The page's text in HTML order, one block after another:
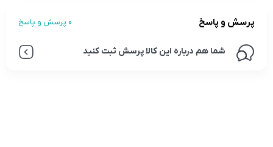
پرسش و پاسخ 0 پرسش و پاسخ
شما هم درباره این کالا پرسش ثبت کنید